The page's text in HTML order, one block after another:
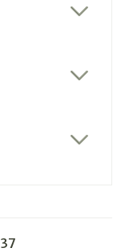
37